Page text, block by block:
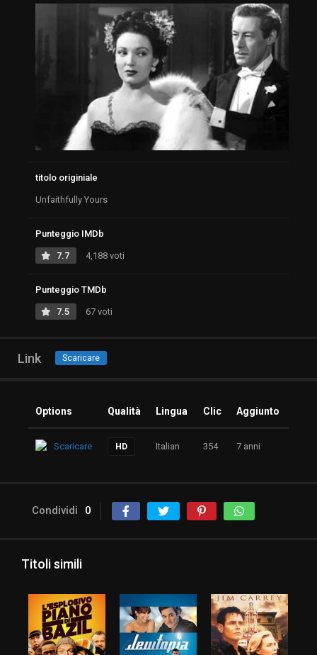
titolo originiale
Unfaithfully Yours
Punteggio IMDb
7.7 4,188 voti
Punteggio TMDb
7.5 67 voti
Link Scaricare
Options Qualità Lingua Clic Aggiunto
Scaricare HD Italian 354 7 anni
Condividi 0
Titoli simili